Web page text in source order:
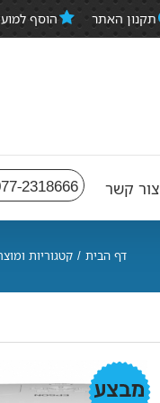
תקנון האתר הוסף
צור קשר 2318666
דף הבית / קטגוריות